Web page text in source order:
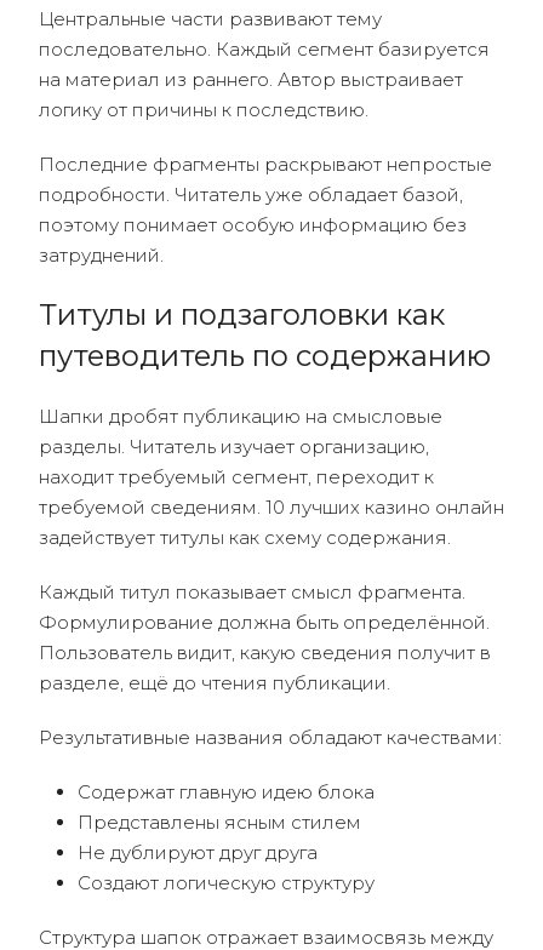
Центральные части развивают тему
последовательно. Каждый сегмент базируется
на материал из раннего. Автор выстраивает
логику от причины к последствию.
Последние фрагменты раскрывают непростые
подробности. Читатель уже обладает базой,
поэтому понимает особую информацию без
затруднений.
Титулы и подзаголовки как
путеводитель по содержанию
Шапки дробят публикацию на смысловые
разделы. Читатель изучает организацию,
находит требуемый сегмент, переходит к
требуемой сведениям. 10 лучших казино онлайн
задействует титулы как схему содержания.
Каждый титул показывает смысл фрагмента.
Формулирование должна быть определённой.
Пользователь видит, какую сведения получит в
разделе, ещё до чтения публикации.
Результативные названия обладают качествами:
Содержат главную идею блока
Представлены ясным стилем
Не дублируют друг друга
Создают логическую структуру
Структура шапок отражает взаимосвязь между